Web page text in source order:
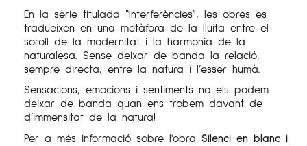
En la sèrie titulada “Interferències”, les obres es
tradueixen en una metàfora de la lluita entre el
soroll de la modernitat i la harmonia de la
naturalesa. Sense deixar de banda la relació,
sempre directa, entre la natura i l’esser humà.
Sensacions, emocions i sentiments no els podem
deixar de banda quan ens trobem davant de
d’immensitat de la natura!
Per a més informació sobre l'obra Silenci en blanc i